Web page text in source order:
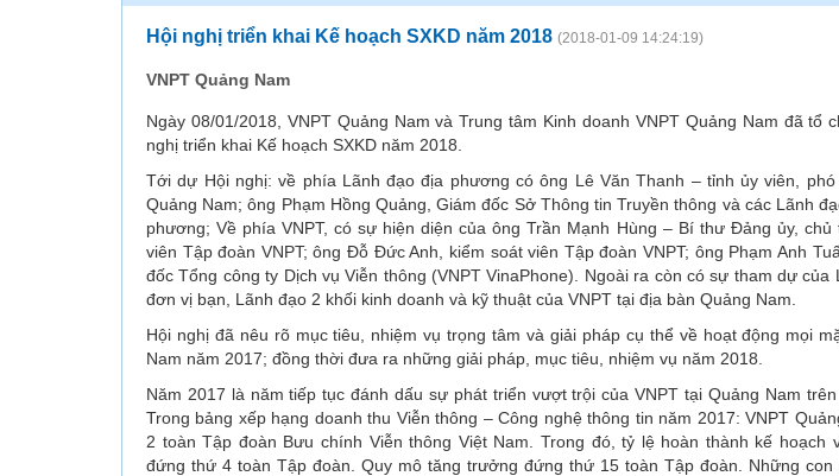
Hội nghị triển khai Kế hoạch SXKD năm 2018 (2018-01-09 14:24:19)
VNPT Quảng Nam
Ngày 08/01/2018, VNPT Quảng Nam và Trung tâm Kinh doanh VNPT Quảng Nam đã tổ
nghị triển khai Kế hoạch SXKD năm 2018.
Tới dự Hội nghị: về phía Lãnh đạo địa phương có ông Lê Văn Thanh – tỉnh ủy viên, phó
Quảng Nam; ông Phạm Hồng Quảng, Giám đốc Sở Thông tin Truyền thông và các Lãnh
phương; Về phía VNPT, có sự hiện diện của ông Trần Mạnh Hùng – Bí thư Đảng ủy, chủ
viên Tập đoàn VNPT; ông Đỗ Đức Anh, kiểm soát viên Tập đoàn VNPT; ông Phạm Anh
đốc Tổng công ty Dịch vụ Viễn thông (VNPT VinaPhone). Ngoài ra còn có sự tham dự của
đơn vị bạn, Lãnh đạo 2 khối kinh doanh và kỹ thuật của VNPT tại địa bàn Quảng Nam.
Hội nghị đã nêu rõ mục tiêu, nhiệm vụ trọng tâm và giải pháp cụ thể về hoạt động mọi
Nam năm 2017; đồng thời đưa ra những giải pháp, mục tiêu, nhiệm vụ năm 2018.
Năm 2017 là năm tiếp tục đánh dấu sự phát triển vượt trội của VNPT tại Quảng Nam
Trong bảng xếp hạng doanh thu Viễn thông – Công nghệ thông tin năm 2017: VNPT
2 toàn Tập đoàn Bưu chính Viễn thông Việt Nam. Trong đó, tỷ lệ hoàn thành kế hoạch
đứng thứ 4 toàn Tập đoàn. Quy mô tăng trưởng đứng thứ 15 toàn Tập đoàn. Những